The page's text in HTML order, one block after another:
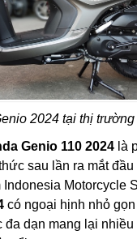
2024 tại thị
Genio 110 2024 là
sau lần ra mắt đầu
Motorcycle
có ngoại hịnh nhỏ
đa dạn mang lại